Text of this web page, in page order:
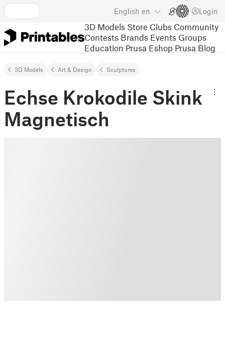
English en Login
3D Models Store Clubs Community
Contests Brands Events Groups
Education Prusa Eshop Prusa Blog
3D Models Art & Design Sculptures
Echse Krokodile Skink
Magnetisch